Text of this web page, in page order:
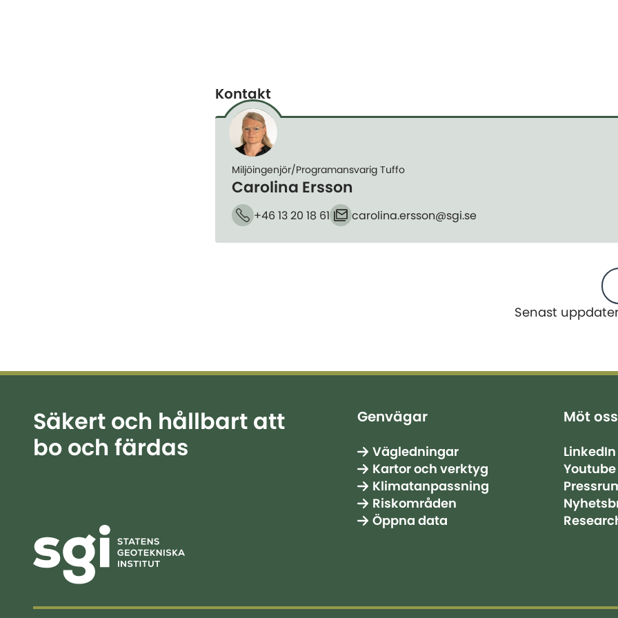
Kontakt
Miljöingenjör/Programansvarig Tuffo
Carolina Ersson
Telefon
+46 13 20 18 61
E-post
carolina.ersson​@sgi.se
Senast
Säkert och hållbart att
bo och färdas
Genvägar
Vägledningar
Kartor och verktyg
Klimatanpassning
Riskområden
Öppna data
Möt oss
LinkedIn
Youtube